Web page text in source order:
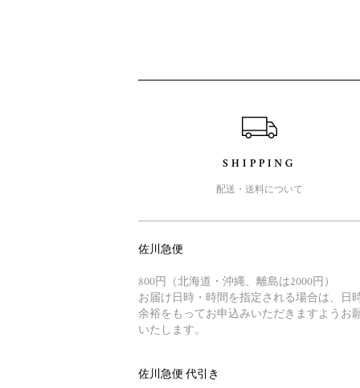
SHIPPING
配送・送料について
佐川急便
800円（北海道・沖縄、離島は2000円）
お届け日時・時間を指定される場合は、日
余裕をもってお申込みいただきますようお
いたします。
佐川急便 代引き